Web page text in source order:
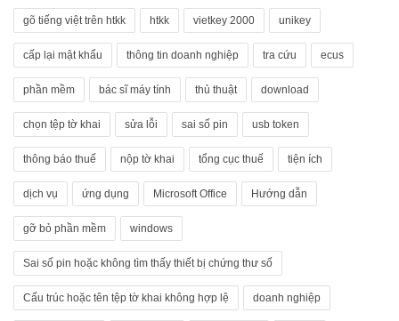
gõ tiếng việt trên htkk htkk vietkey 2000 unikey
cấp lại mật khẩu thông tin doanh nghiệp tra cứu ecus
phần mềm bác sĩ máy tính thủ thuật download
chọn tệp tờ khai sửa lỗi sai số pin usb token
thông báo thuế nộp tờ khai tổng cục thuế tiện ích
dịch vụ ứng dụng Microsoft Office Hướng dẫn
gỡ bỏ phần mềm windows
Sai số pin hoặc không tìm thấy thiết bị chứng thư số
Cấu trúc hoặc tên tệp tờ khai không hợp lệ doanh nghiệp